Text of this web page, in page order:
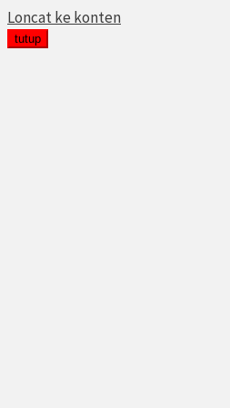
Loncat ke konten
tutup